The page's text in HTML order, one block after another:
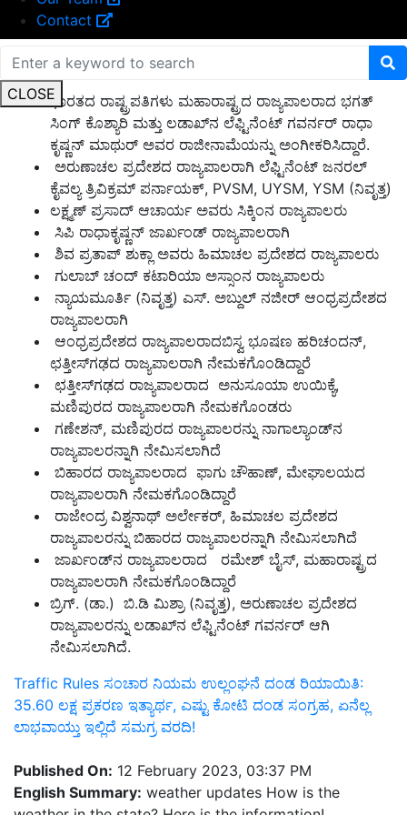
Contact
CLOSE
ದೇಶದ ವಿವಿಧ ರಾಜ್ಯಗಳಲ್ಲಿ ರಾಜ್ಯಪಾಲರ ನೇಮಕ ಮತ್ತು ಬದಲಾವಣೆ
ಭಾರತದ ರಾಷ್ಟ್ರಪತಿಗಳು ಮಹಾರಾಷ್ಟ್ರದ ರಾಜ್ಯಪಾಲರಾದ ಭಗತ್
ಸಿಂಗ್ ಕೊಶ್ಯಾರಿ ಮತ್ತು ಲಡಾಖ್‌ನ ಲೆಫ್ಟಿನೆಂಟ್ ಗವರ್ನರ್ ರಾಧಾ
ಕೃಷ್ಣನ್ ಮಾಥುರ್ ಅವರ ರಾಜೀನಾಮೆಯನ್ನು ಅಂಗೀಕರಿಸಿದ್ದಾರೆ.
ಅರುಣಾಚಲ ಪ್ರದೇಶದ ರಾಜ್ಯಪಾಲರಾಗಿ ಲೆಫ್ಟಿನೆಂಟ್ ಜನರಲ್
ಕೈವಲ್ಯ ತ್ರಿವಿಕ್ರಮ್ ಪರ್ನಾಯಕ್, PVSM, UYSM, YSM (ನಿವೃತ್ತ)
ಲಕ್ಷ್ಮಣ್ ಪ್ರಸಾದ್ ಆಚಾರ್ಯ ಅವರು ಸಿಕ್ಕಿಂನ ರಾಜ್ಯಪಾಲರು
ಸಿಪಿ ರಾಧಾಕೃಷ್ಣನ್ ಜಾರ್ಖಂಡ್ ರಾಜ್ಯಪಾಲರಾಗಿ
ಶಿವ ಪ್ರತಾಪ್ ಶುಕ್ಲಾ ಅವರು ಹಿಮಾಚಲ ಪ್ರದೇಶದ ರಾಜ್ಯಪಾಲರು
ಗುಲಾಬ್ ಚಂದ್ ಕಟಾರಿಯಾ ಅಸ್ಸಾಂನ ರಾಜ್ಯಪಾಲರು
ನ್ಯಾಯಮೂರ್ತಿ (ನಿವೃತ್ತ) ಎಸ್. ಅಬ್ದುಲ್ ನಜೀರ್ ಆಂಧ್ರಪ್ರದೇಶದ
ರಾಜ್ಯಪಾಲರಾಗಿ
ಆಂಧ್ರಪ್ರದೇಶದ ರಾಜ್ಯಪಾಲರಾದಬಿಸ್ವ ಭೂಷಣ ಹರಿಚಂದನ್,
ಛತ್ತೀಸ್‌ಗಢದ ರಾಜ್ಯಪಾಲರಾಗಿ ನೇಮಕಗೊಂಡಿದ್ದಾರೆ
ಛತ್ತೀಸ್‌ಗಢದ ರಾಜ್ಯಪಾಲರಾದ ಅನುಸೂಯಾ ಉಯಿಕ್ಯೆ,
ಮಣಿಪುರದ ರಾಜ್ಯಪಾಲರಾಗಿ ನೇಮಕಗೊಂಡರು
ಗಣೇಶನ್, ಮಣಿಪುರದ ರಾಜ್ಯಪಾಲರನ್ನು ನಾಗಾಲ್ಯಾಂಡ್‌ನ
ರಾಜ್ಯಪಾಲರನ್ನಾಗಿ ನೇಮಿಸಲಾಗಿದೆ
ಬಿಹಾರದ ರಾಜ್ಯಪಾಲರಾದ ಫಾಗು ಚೌಹಾಣ್, ಮೇಘಾಲಯದ
ರಾಜ್ಯಪಾಲರಾಗಿ ನೇಮಕಗೊಂಡಿದ್ದಾರೆ
ರಾಜೇಂದ್ರ ವಿಶ್ವನಾಥ್ ಅರ್ಲೇಕರ್, ಹಿಮಾಚಲ ಪ್ರದೇಶದ
ರಾಜ್ಯಪಾಲರನ್ನು ಬಿಹಾರದ ರಾಜ್ಯಪಾಲರನ್ನಾಗಿ ನೇಮಿಸಲಾಗಿದೆ
ಜಾರ್ಖಂಡ್‌ನ ರಾಜ್ಯಪಾಲರಾದ ರಮೇಶ್ ಬೈಸ್, ಮಹಾರಾಷ್ಟ್ರದ
ರಾಜ್ಯಪಾಲರಾಗಿ ನೇಮಕಗೊಂಡಿದ್ದಾರೆ
ಬ್ರಿಗ್. (ಡಾ.) ಬಿ.ಡಿ ಮಿಶ್ರಾ (ನಿವೃತ್ತ), ಅರುಣಾಚಲ ಪ್ರದೇಶದ
ರಾಜ್ಯಪಾಲರನ್ನು ಲಡಾಖ್‌ನ ಲೆಫ್ಟಿನೆಂಟ್ ಗವರ್ನರ್ ಆಗಿ
ನೇಮಿಸಲಾಗಿದೆ.
Traffic Rules ಸಂಚಾರ ನಿಯಮ ಉಲ್ಲಂಘನೆ ದಂಡ ರಿಯಾಯಿತಿ:
35.60 ಲಕ್ಷ ಪ್ರಕರಣ ಇತ್ಯಾರ್ಥ, ಎಷ್ಟು ಕೋಟಿ ದಂಡ ಸಂಗ್ರಹ, ಏನೆಲ್ಲ
ಲಾಭವಾಯ್ತು ಇಲ್ಲಿದೆ ಸಮಗ್ರ ವರದಿ!
Published On: 12 February 2023, 03:37 PM
English Summary: weather updates How is the